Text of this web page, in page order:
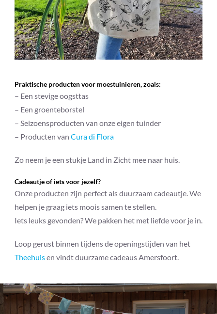
Praktische producten voor moestuinieren, zoals:
– Een stevige oogsttas
– Een groenteborstel
– Seizoensproducten van onze eigen tuinder
– Producten van Cura di Flora
Zo neem je een stukje Land in Zicht mee naar huis.
Cadeautje of iets voor jezelf?
Onze producten zijn perfect als duurzaam cadeautje. We
helpen je graag iets moois samen te stellen.
Iets leuks gevonden? We pakken het met liefde voor je in.
Loop gerust binnen tijdens de openingstijden van het
Theehuisen vindt duurzame cadeaus Amersfoort.